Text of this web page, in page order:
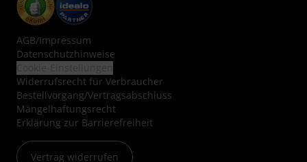
AGB/Impressum
Datenschutzhinweise
Widerrufsrecht für Verbraucher
Bestellvorgang/Vertragsabschluss
Mängelhaftungsrecht
Erklärung zur Barrierefreiheit
Vertrag widerrufen